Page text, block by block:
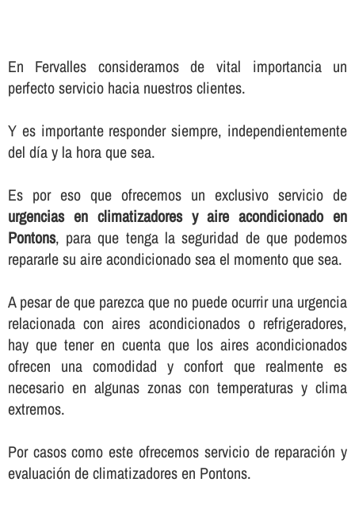
En Fervalles consideramos de vital importancia un
perfecto servicio hacia nuestros clientes.
Y es importante responder siempre, independientemente
del dí­a y la hora que sea.
Es por eso que ofrecemos un exclusivo servicio de
urgencias en climatizadores y aire acondicionado en
Pontons, para que tenga la seguridad de que podemos
repararle su aire acondicionado sea el momento que sea.
A pesar de que parezca que no puede ocurrir una urgencia
relacionada con aires acondicionados o refrigeradores,
hay que tener en cuenta que los aires acondicionados
ofrecen una comodidad y confort que realmente es
necesario en algunas zonas con temperaturas y clima
extremos.
Por casos como este ofrecemos servicio de reparación y
evaluación de climatizadores en Pontons.